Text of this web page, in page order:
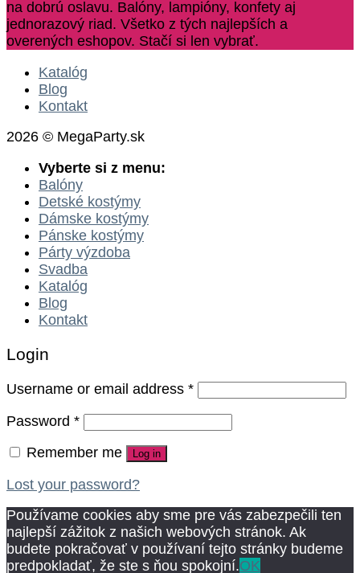
na dobrú oslavu. Balóny, lampióny, konfety aj
jednorazový riad. Všetko z tých najlepších a
overených eshopov. Stačí si len vybrať.
Katalóg
Blog
Kontakt
2026 © MegaParty.sk
Vyberte si z menu:
Balóny
Detské kostýmy
Dámske kostýmy
Pánske kostýmy
Párty výzdoba
Svadba
Katalóg
Blog
Kontakt
Login
Username or email address *
Password *
Remember me
Log in
Lost your password?
Používame cookies aby sme pre vás zabezpečili ten
najlepší zážitok z našich webových stránok. Ak
budete pokračovať v používaní tejto stránky budeme
predpokladať, že ste s ňou spokojní.OK